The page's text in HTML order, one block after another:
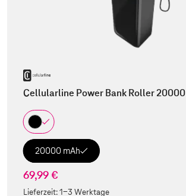
Cellularline Power Bank Roller 20000
20000 mAh
69,99 €
Lieferzeit:1-3 Werktage